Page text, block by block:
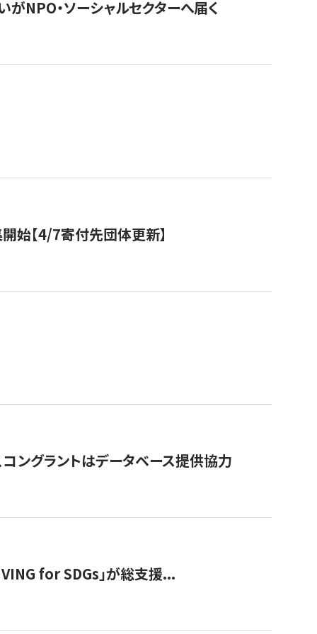
NPO・ソーシャルセクターへ届く
始【4/7寄付先団体更新】
ングラントはデータベース提供協力
for SDGs」が総支援...